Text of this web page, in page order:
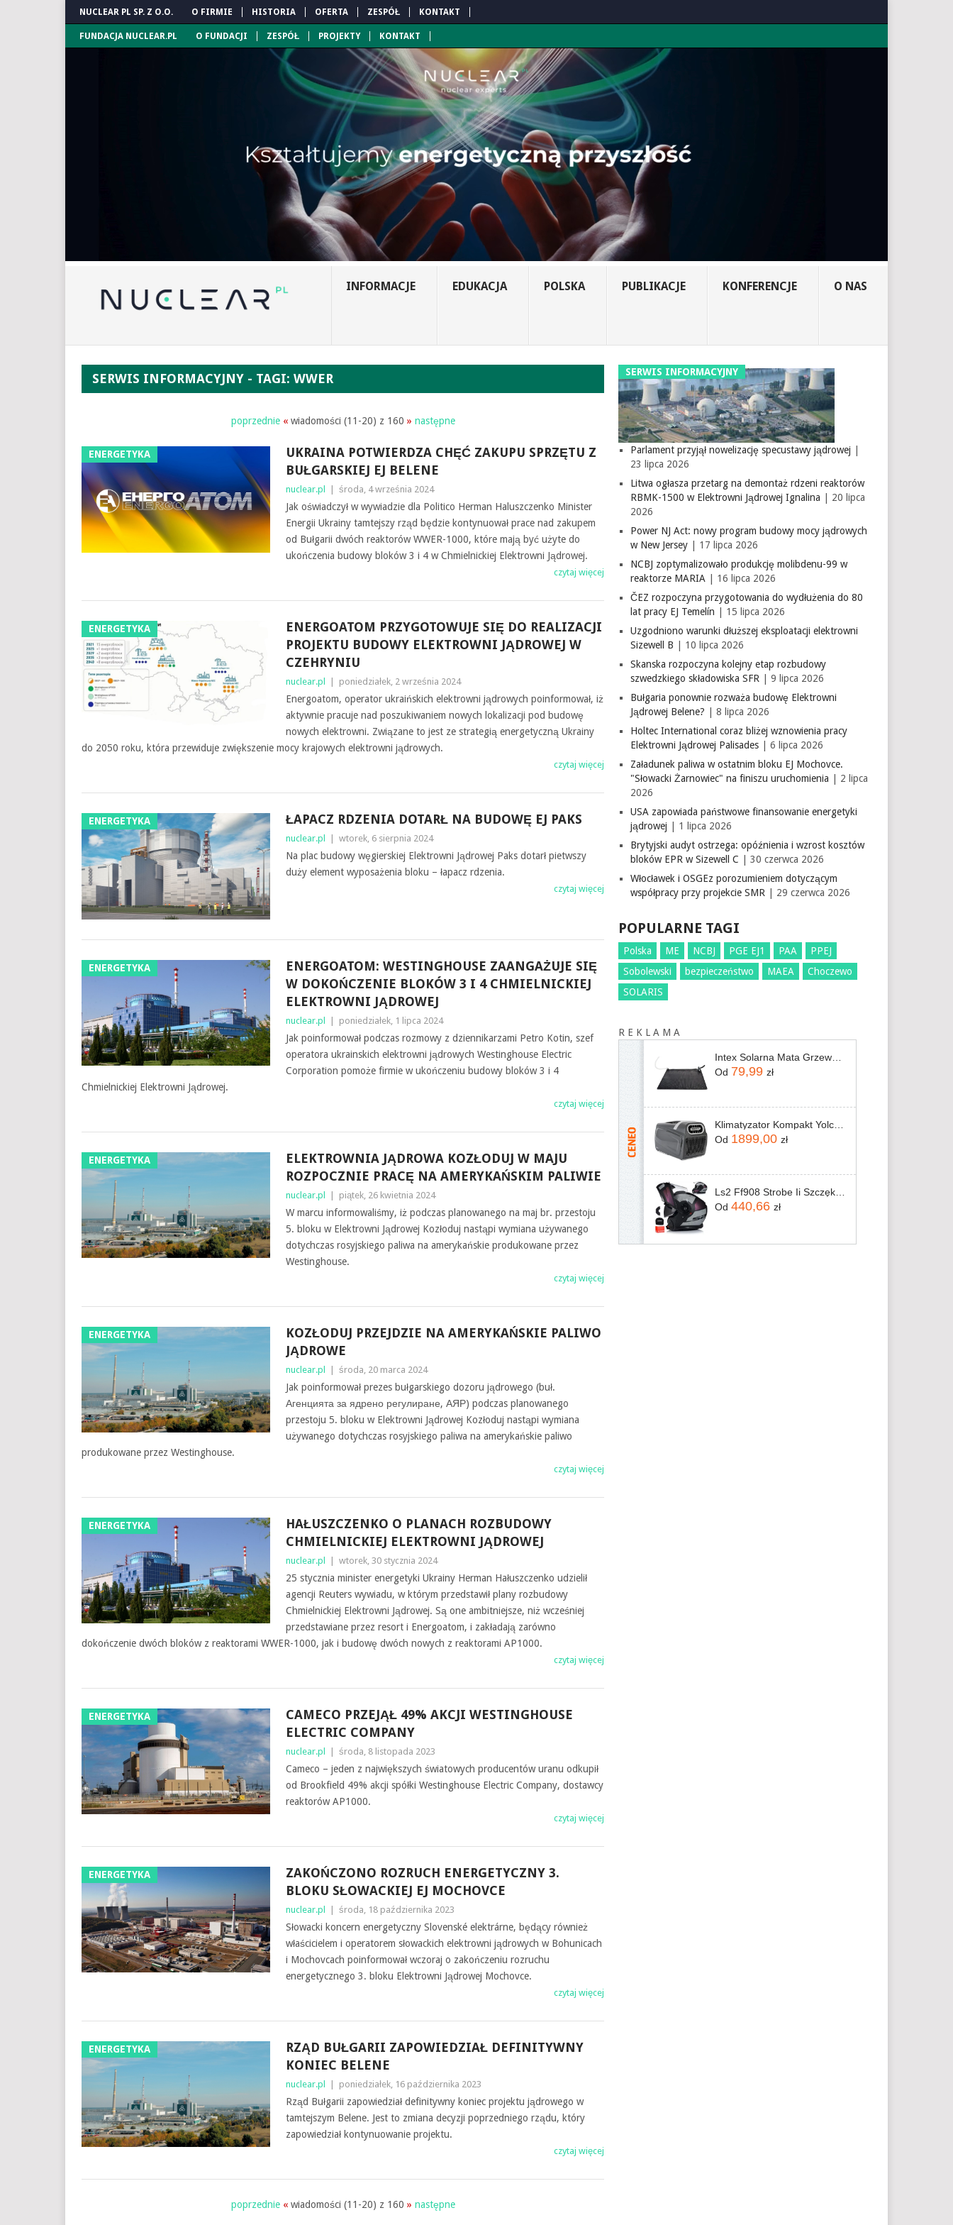
NUCLEAR PL SP. Z O.O. O FIRMIE HISTORIA OFERTA ZESPÓŁ KONTAKT
FUNDACJA NUCLEAR.PL O FUNDACJI ZESPÓŁ PROJEKTY KONTAKT
INFORMACJE EDUKACJA POLSKA PUBLIKACJE KONFERENCJE O NAS
SERWIS INFORMACYJNY - TAGI: WWER
poprzednie «wiadomości (11-20) z 160 » następne
ENERGETYKA
UKRAINA POTWIERDZA CHĘĆ ZAKUPU SPRZĘTU Z
BUŁGARSKIEJ EJ BELENE
nuclear.pl środa, 4 września 2024
Jak oświadczył w wywiadzie dla Politico Herman Haluszczenko Minister
Energii Ukrainy tamtejszy rząd będzie kontynuował prace nad zakupem
od Bułgarii dwóch reaktorów WWER-1000, które mają być użyte do
ukończenia budowy bloków 3 i 4 w Chmielnickiej Elektrowni Jądrowej.
czytaj więcej
ENERGETYKA
ENERGOATOM PRZYGOTOWUJE SIĘ DO REALIZACJI
PROJEKTU BUDOWY ELEKTROWNI JĄDROWEJ W
CZEHRYNIU
nuclear.pl poniedziałek, 2 września 2024
Energoatom, operator ukraińskich elektrowni jądrowych poinformował, iż
aktywnie pracuje nad poszukiwaniem nowych lokalizacji pod budowę
nowych elektrowni. Związane to jest ze strategią energetyczną Ukrainy
do 2050 roku, która przewiduje zwiększenie mocy krajowych elektrowni jądrowych.
czytaj więcej
ENERGETYKA ŁAPACZ RDZENIA DOTARŁ NA BUDOWĘ EJ PAKS
nuclear.pl wtorek, 6 sierpnia 2024
Na plac budowy węgierskiej Elektrowni Jądrowej Paks dotarł pietwszy
duży element wyposażenia bloku – łapacz rdzenia.
czytaj więcej
ENERGETYKA
ENERGOATOM: WESTINGHOUSE ZAANGAŻUJE SIĘ
W DOKOŃCZENIE BLOKÓW 3 I 4 CHMIELNICKIEJ
ELEKTROWNI JĄDROWEJ
nuclear.pl | poniedziałek, 1 lipca 2024
Jak poinformował podczas rozmowy z dziennikarzami Petro Kotin, szef
operatora ukrainskich elektrowni jądrowych Westinghouse Electric
Corporation pomoże firmie w ukończeniu budowy bloków 3 i 4
Chmielnickiej Elektrowni Jądrowej.
czytaj więcej
ENERGETYKA
ELEKTROWNIA JĄDROWA KOZŁODUJ W MAJU
ROZPOCZNIE PRACĘ NA AMERYKAŃSKIM PALIWIE
nuclear.pl | piątek, 26 kwietnia 2024
W marcu informowaliśmy, iż podczas planowanego na maj br. przestoju
5. bloku w Elektrowni Jądrowej Kozłoduj nastąpi wymiana używanego
dotychczas rosyjskiego paliwa na amerykańskie produkowane przez
Westinghouse.
czytaj więcej
ENERGETYKA
KOZŁODUJ PRZEJDZIE NA AMERYKAŃSKIE PALIWO
JĄDROWE
nuclear.pl | środa, 20 marca 2024
Jak poinformował prezes bułgarskiego dozoru jądrowego (buł.
Агенцията за ядрено регулиране, АЯР) podczas planowanego
przestoju 5. bloku w Elektrowni Jądrowej Kozłoduj nastąpi wymiana
używanego dotychczas rosyjskiego paliwa na amerykańskie paliwo
produkowane przez Westinghouse.
czytaj więcej
ENERGETYKA
HAŁUSZCZENKO O PLANACH ROZBUDOWY
CHMIELNICKIEJ ELEKTROWNI JĄDROWEJ
nuclear.pl | wtorek, 30 stycznia 2024
25 stycznia minister energetyki Ukrainy Herman Hałuszczenko udzielił
agencji Reuters wywiadu, w którym przedstawił plany rozbudowy
Chmielnickiej Elektrowni Jądrowej. Są one ambitniejsze, niż wcześniej
przedstawiane przez resort i Energoatom, i zakładają zarówno
dokończenie dwóch bloków z reaktorami WWER-1000, jak i budowę dwóch nowych z reaktorami AP1000.
czytaj więcej
ENERGETYKA
CAMECO PRZEJĄŁ 49% AKCJI WESTINGHOUSE
ELECTRIC COMPANY
nuclear.pl | środa, 8 listopada 2023
Cameco – jeden z największych światowych producentów uranu odkupił
od Brookfield 49% akcji spółki Westinghouse Electric Company, dostawcy
reaktorów AP1000.
czytaj więcej
ENERGETYKA
ZAKOŃCZONO ROZRUCH ENERGETYCZNY 3.
BLOKU SŁOWACKIEJ EJ MOCHOVCE
nuclear.pl | środa, 18 października 2023
Słowacki koncern energetyczny Slovenské elektrárne, będący również
właścicielem i operatorem słowackich elektrowni jądrowych w Bohunicach
i Mochovcach poinformował wczoraj o zakończeniu rozruchu
energetycznego 3. bloku Elektrowni Jądrowej Mochovce.
czytaj więcej
ENERGETYKA
RZĄD BUŁGARII ZAPOWIEDZIAŁ DEFINITYWNY
KONIEC BELENE
nuclear.pl | poniedziałek, 16 października 2023
Rząd Bułgarii zapowiedział definitywny koniec projektu jądrowego w
tamtejszym Belene. Jest to zmiana decyzji poprzedniego rządu, który
zapowiedział kontynuowanie projektu.
czytaj więcej
poprzednie «wiadomości (11-20) z 160 » następne
SERWIS INFORMACYJNY
Parlament przyjął nowelizację specustawy jądrowej
23 lipca 2026
Litwa ogłasza przetarg na demontaż rdzeni reaktorów
RBMK-1500 w Elektrowni Jądrowej Ignalina | 20 lipca
2026
Power NJ Act: nowy program budowy mocy jądrowych
w New Jersey | 17 lipca 2026
NCBJ zoptymalizowało produkcję molibdenu-99 w
reaktorze MARIA | 16 lipca 2026
ČEZ rozpoczyna przygotowania do wydłużenia do 80
lat pracy EJ Temelín | 15 lipca 2026
Uzgodniono warunki dłuższej eksploatacji elektrowni
Sizewell B | 10 lipca 2026
Skanska rozpoczyna kolejny etap rozbudowy
szwedzkiego składowiska SFR | 9 lipca 2026
Bułgaria ponownie rozważa budowę Elektrowni
Jądrowej Belene? | 8 lipca 2026
Holtec International coraz bliżej wznowienia pracy
Elektrowni Jądrowej Palisades | 6 lipca 2026
Załadunek paliwa w ostatnim bloku EJ Mochovce.
"Słowacki Żarnowiec" na finiszu uruchomienia | 2 lipca
2026
USA zapowiada państwowe finansowanie energetyki
jądrowej | 1 lipca 2026
Brytyjski audyt ostrzega: opóźnienia i wzrost kosztów
bloków EPR w Sizewell C | 30 czerwca 2026
Włocławek i OSGEz porozumieniem dotyczącym
współpracy przy projekcie SMR | 29 czerwca 2026
POPULARNE TAGI
Polska ME NCBJ PGE EJ1 PAA
PPEJ
Sobolewski
bezpieczeństwo MAEA
Choczewo
SOLARIS
R E K L A M A
Od 79,99zł
Od 1899,00zł
Od440,66zł